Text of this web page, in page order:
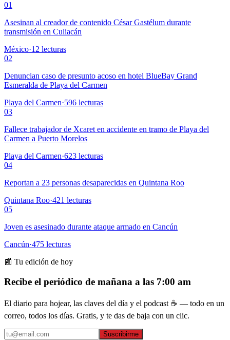
01
Asesinan al creador de contenido César Gastélum durante
transmisión en Culiacán
México·12 lecturas
02
Denuncian caso de presunto acoso en hotel BlueBay Grand
Esmeralda de Playa del Carmen
Playa del Carmen·596 lecturas
03
Fallece trabajador de Xcaret en accidente en tramo de Playa del
Carmen a Puerto Morelos
Playa del Carmen·623 lecturas
04
Reportan a 23 personas desaparecidas en Quintana Roo
Quintana Roo·421 lecturas
05
Joven es asesinado durante ataque armado en Cancún
Cancún·475 lecturas
📰 Tu edición de hoy
Recibe el periódico de mañana a las 7:00 am
El diario para hojear, las claves del día y el podcast ☕ — todo en un
correo, todos los días. Gratis, y te das de baja con un clic.
Suscribirme